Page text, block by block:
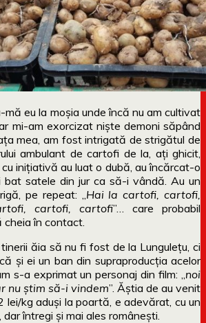
mă eu la moșia unde încă nu am cultivat
mi-am exorcizat niște demoni săpând
mea, am fost intrigată de strigătul de
ambulant de cartofi de la, ați ghicit,
inițiativă au luat o dubă, au încărcat-o
bat satele din jur ca să-i vândă. Au un
pe repeat: „ Hai la cartofi, cartofi,
cartofi, cartofi”… care probabil
în contact.
ăia să nu fi fost de la Lungulețu, ci
și ei un ban din supraproducția acelor
s-a exprimat un personaj din film: „ noi
nu știm să-i vindem”. Ăștia de au venit
lei/kg aduși la poartă, e adevărat, cu un
întregi și mai ales românești.